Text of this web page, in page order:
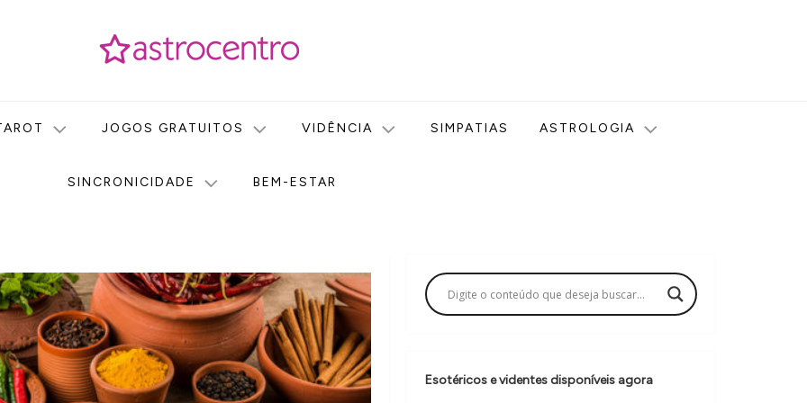
JOGOS GRATUITOS VIDÊNCIA SIMPATIAS ASTROLOGIA
SINCRONICIDADE BEM-ESTAR
Esotéricos e videntes disponíveis agora